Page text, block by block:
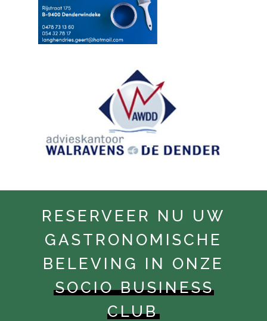
RESERVEER NU UW
GASTRONOMISCHE
BELEVING IN ONZE
SOCIO BUSINESS
CLUB